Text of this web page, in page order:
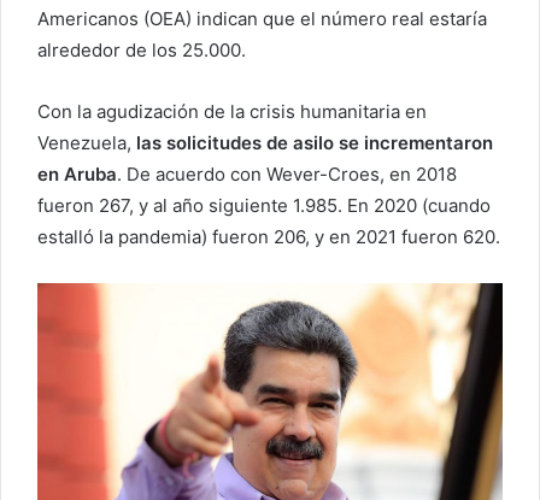
Americanos (OEA) indican que el número real estaría
alrededor de los 25.000.
Con la agudización de la crisis humanitaria en
Venezuela, las solicitudes de asilo se incrementaron
en Aruba. De acuerdo con Wever-Croes, en 2018
fueron 267, y al año siguiente 1.985. En 2020 (cuando
estalló la pandemia) fueron 206, y en 2021 fueron 620.